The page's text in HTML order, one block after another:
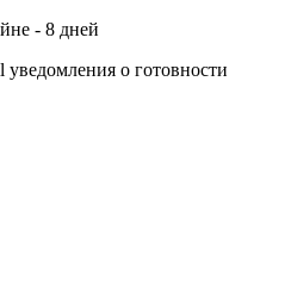
- 8 дней
уведомления о готовности